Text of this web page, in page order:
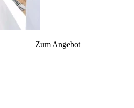
Zum Angebot